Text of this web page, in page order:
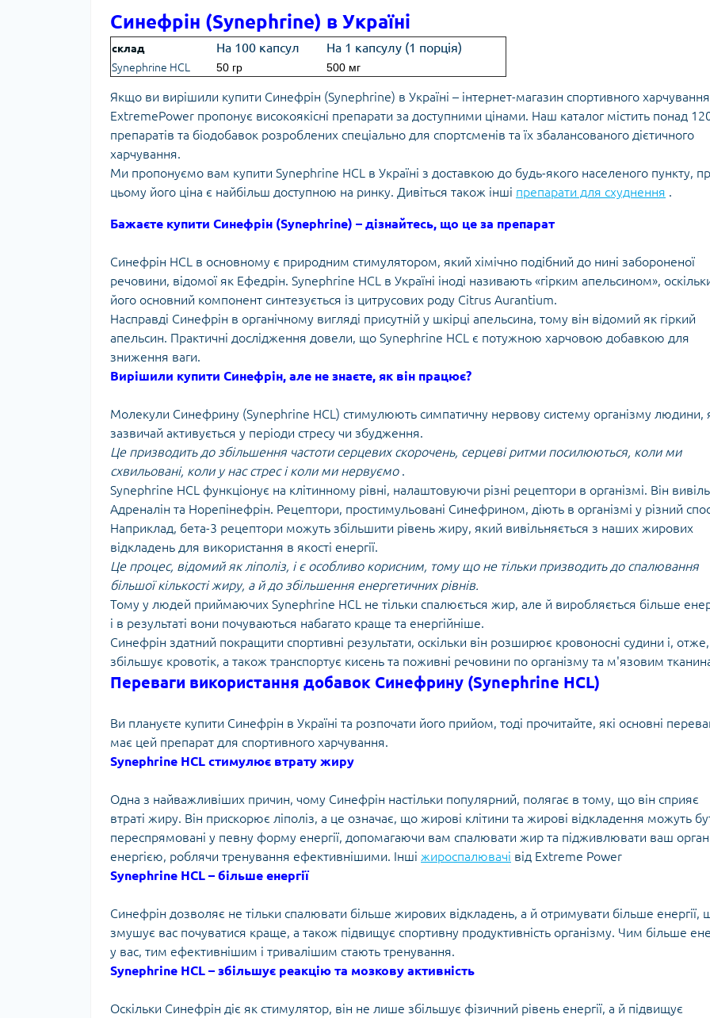
Синефрін (Synephrine) в Україні
склад На 100 капсул На 1 капсулу (1 порція)
Synephrine HCL 50 гр 500 мг
Якщо ви вирішили купити Синефрін (Synephrine) в Україні – інтернет-магазин спортивного харчування
ExtremePower пропонує високоякісні препарати за доступними цінами. Наш каталог містить понад
препаратів та біодобавок розроблених спеціально для спортсменів та їх збалансованого дієтичного
харчування.
Ми пропонуємо вам купити Synephrine HCL в Україні з доставкою до будь-якого населеного пункту,
цьому його ціна є найбільш доступною на ринку. Дивіться також інші препарати для схуднення .
Бажаєте купити Синефрін (Synephrine) – дізнайтесь, що це за препарат
Синефрін HCL в основному є природним стимулятором, який хімічно подібний до нині забороненої
речовини, відомої як Ефедрін. Synephrine HCL в Україні іноді називають «гірким апельсином»,
його основний компонент синтезується із цитрусових роду Citrus Aurantium.
Насправді Синефрін в органічному вигляді присутній у шкірці апельсина, тому він відомий як гіркий
апельсин. Практичні дослідження довели, що Synephrine HCL є потужною харчовою добавкою для
зниження ваги.
Вирішили купити Синефрін, але не знаєте, як він працює?
Молекули Синефрину (Synephrine HCL) стимулюють симпатичну нервову систему організму людини,
зазвичай активується у періоди стресу чи збудження.
Це призводить до збільшення частоти серцевих скорочень, серцеві ритми посилюються, коли ми
схвильовані, коли у нас стрес і коли ми нервуємо.
Synephrine HCL функціонує на клітинному рівні, налаштовуючи різні рецептори в організмі. Він
Адреналін та Норепінефрін. Рецептори, простимульовані Синефрином, діють в організмі у різний
Наприклад, бета-3 рецептори можуть збільшити рівень жиру, який вивільняється з наших жирових
відкладень для використання в якості енергії.
Це процес, відомий як ліполіз, і є особливо корисним, тому що не тільки призводить до спалювання
більшої кількості жиру, а й до збільшення енергетичних рівнів.
Тому у людей приймаючих Synephrine HCL не тільки спалюється жир, але й виробляється більше
і в результаті вони почуваються набагато краще та енергійніше.
Синефрін здатний покращити спортивні результати, оскільки він розширює кровоносні судини і, отже,
збільшує кровотік, а також транспортує кисень та поживні речовини по організму та м'язовим
Переваги використання добавок Синефрину (Synephrine HCL)
Ви плануєте купити Синефрін в Україні та розпочати його прийом, тоді прочитайте, які основні
має цей препарат для спортивного харчування.
Synephrine HCL стимулює втрату жиру
Одна з найважливіших причин, чому Синефрін настільки популярний, полягає в тому, що він сприяє
втраті жиру. Він прискорює ліполіз, а це означає, що жирові клітини та жирові відкладення можуть
переспрямовані у певну форму енергії, допомагаючи вам спалювати жир та підживлювати ваш
енергією, роблячи тренування ефективнішими. Інші жироспалювачі від Extreme Power
Synephrine HCL – більше енергії
Синефрін дозволяє не тільки спалювати більше жирових відкладень, а й отримувати більше енергії,
змушує вас почуватися краще, а також підвищує спортивну продуктивність організму. Чим більше
у вас, тим ефективнішим і тривалішим стають тренування.
Synephrine HCL – збільшує реакцію та мозкову активність
Оскільки Синефрін діє як стимулятор, він не лише збільшує фізичний рівень енергії, а й підвищує